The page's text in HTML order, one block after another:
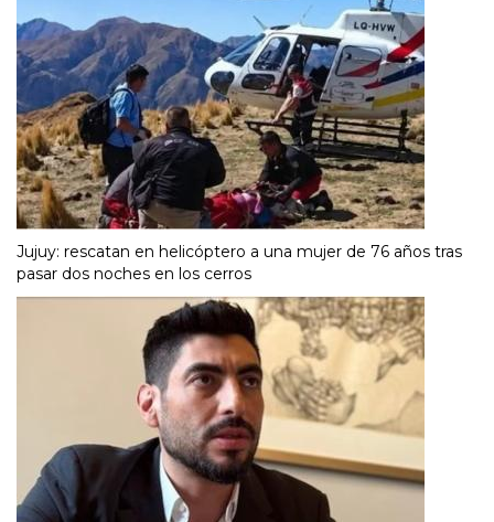
Jujuy: rescatan en helicóptero a una mujer de 76 años tras
pasar dos noches en los cerros